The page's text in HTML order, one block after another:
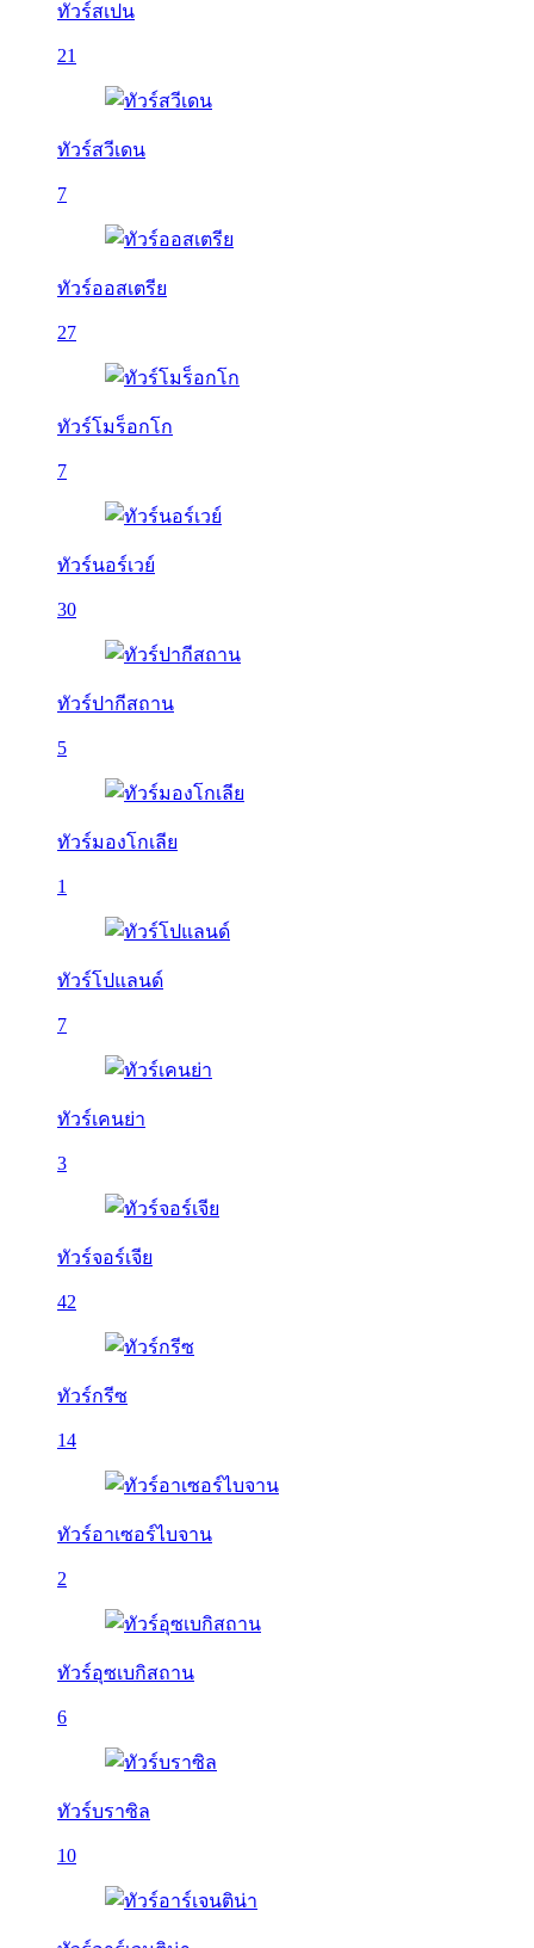
ทัวร์สเปน
21
ทัวร์สวีเดน
7
ทัวร์ออสเตรีย
27
ทัวร์โมร็อกโก
7
ทัวร์นอร์เวย์
30
ทัวร์ปากีสถาน
5
ทัวร์มองโกเลีย
1
ทัวร์โปแลนด์
7
ทัวร์เคนย่า
3
ทัวร์จอร์เจีย
42
ทัวร์กรีซ
14
ทัวร์อาเซอร์ไบจาน
2
ทัวร์อุซเบกิสถาน
6
ทัวร์บราซิล
10